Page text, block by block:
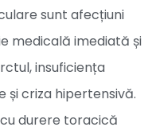
sunt afecțiuni
medicală imediată și
insuficiența
și criza hipertensivă.
durere toracică